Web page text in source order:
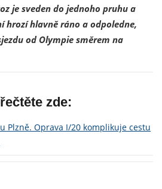
je sveden do jednoho pruhu a
hrozí hlavně ráno a odpoledne,
od Olympie směrem na
zde:
u Plzně. Oprava I/20 komplikuje cestu